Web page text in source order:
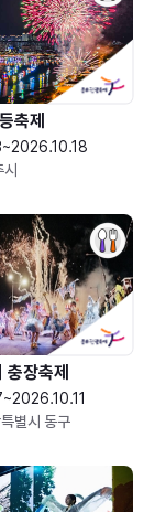
축제
충장축제
별시 동구